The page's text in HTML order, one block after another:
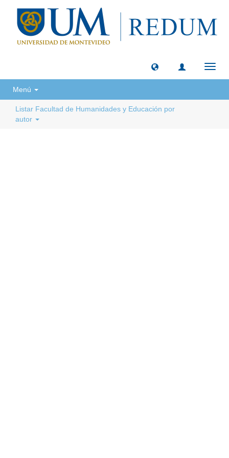
Menú
Listar Facultad de Humanidades y Educación por
autor